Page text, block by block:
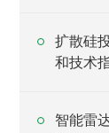
扩散硅
和技术
智能雷